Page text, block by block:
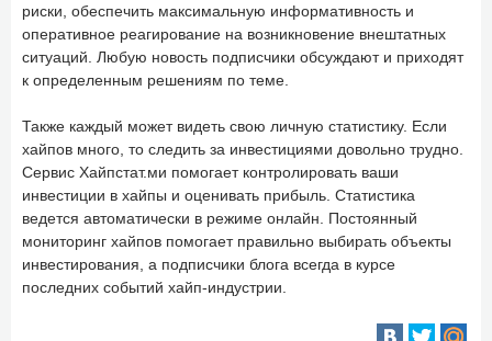
риски, обеспечить максимальную информативность и
оперативное реагирование на возникновение внештатных
ситуаций. Любую новость подписчики обсуждают и приходят
к определенным решениям по теме.
Также каждый может видеть свою личную статистику. Если
хайпов много, то следить за инвестициями довольно трудно.
Сервис Хайпстат.ми помогает контролировать ваши
инвестиции в хайпы и оценивать прибыль. Статистика
ведется автоматически в режиме онлайн. Постоянный
мониторинг хайпов помогает правильно выбирать объекты
инвестирования, а подписчики блога всегда в курсе
последних событий хайп-индустрии.